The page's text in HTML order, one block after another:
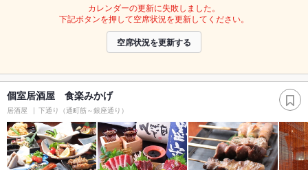
カレンダーの更新に失敗しました。
下記ボタンを押して空席状況を更新してください。
空席状況を更新する
個室居酒屋 食楽みかげ
居酒屋 下通り（通町筋～銀座通り）